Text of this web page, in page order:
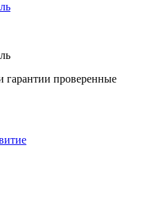
гарантии проверенные